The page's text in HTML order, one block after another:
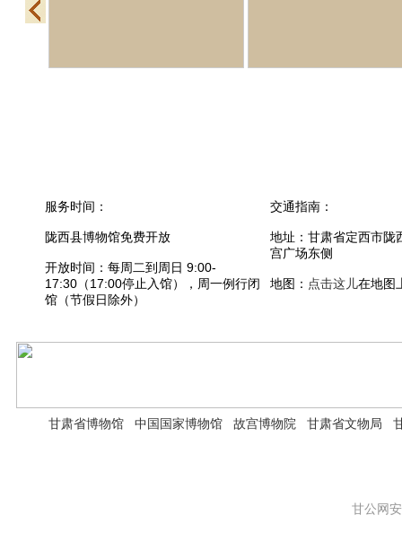
服务时间：
陇西县博物馆免费开放
开放时间：每周二到周日 9:00-
17:30（17:00停止入馆），周一例行闭
馆（节假日除外）
交通指南：
地址：甘肃省定西市陇
宫广场东侧
地图： 点击这儿在地图
甘肃省博物馆 中国国家博物馆 故宫博物院 甘肃省文物局
甘公网